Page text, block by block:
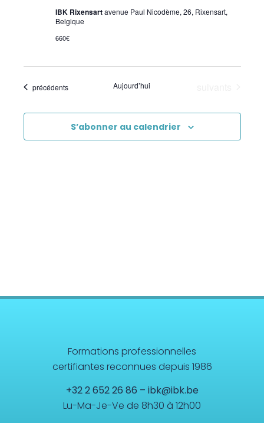
EmRes
Massage et Méthodes physiques douces
Pauses Bien-Être
Pour les enfants
Premiers Secours
Sciences
IBK Rixensartavenue Paul Nicodème, 26, Rixensart,
Belgique
660€
Évènements
précédents Aujourd’hui
S’abonner au calendrier
Formations professionnelles
certifiantes reconnues depuis 1986
+32 2 652 26 86 – ibk@ibk.be
Lu-Ma-Je-Ve de 8h30 à 12h00